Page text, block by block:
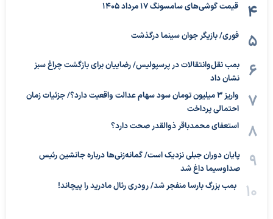
قیمت گوشی‌های سامسونگ 17 مرداد 1405
فوری/ بازیگر جوان سینما درگذشت
بمب نقل‌وانتقالات در پرسپولیس/ رضاییان برای بازگشت چراغ سبز
نشان داد
واریز ۳ میلیون تومان سود سهام عدالت واقعیت دارد؟/ جزئیات زمان
احتمالی پرداخت
استعفای محمدباقر ذوالقدر صحت دارد؟
پایان دوران جبلی نزدیک است/ گمانه‌زنی‌ها درباره جانشین رئیس
صداوسیما داغ شد
بمب بزرگ بارسا منفجر شد/ رودری رئال مادرید را پیچاند!